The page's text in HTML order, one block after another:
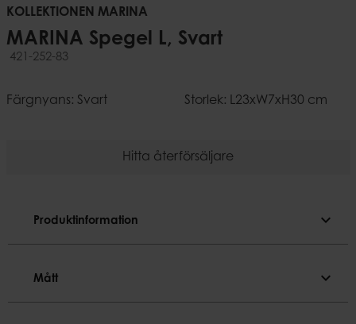
KOLLEKTIONEN MARINA
MARINA Spegel L, Svart
421-252-83
Färgnyans: Svart Storlek: L23xW7xH30 cm
Hitta återförsäljare
Produktinformation expand_more
Färgnyans
Svart
Mått expand_more